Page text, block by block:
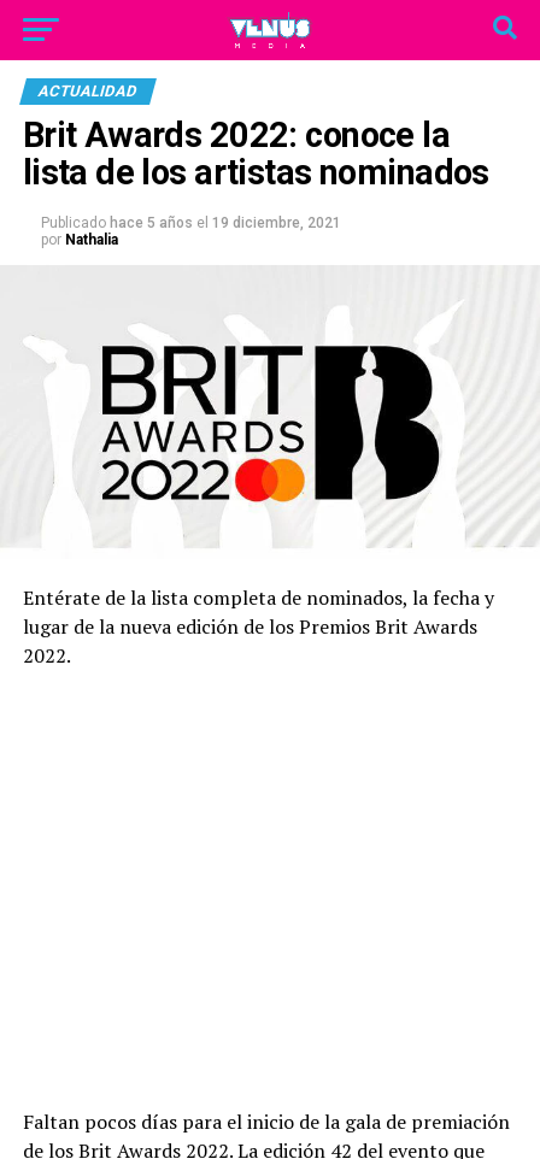
ACTUALIDAD
Brit Awards 2022: conoce la
lista de los artistas nominados
Publicado hace 5 años el 19 diciembre, 2021
por Nathalia
Entérate de la lista completa de nominados, la fecha y
lugar de la nueva edición de los Premios Brit Awards
2022.
Faltan pocos días para el inicio de la gala de premiación
de los Brit Awards 2022. La edición 42 del evento que